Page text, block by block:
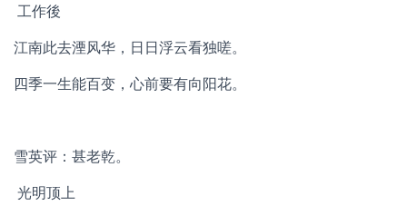
工作後
江南此去湮风华，日日浮云看独嗟。
四季一生能百变，心前要有向阳花。
雪英评：甚老乾。
光明顶上